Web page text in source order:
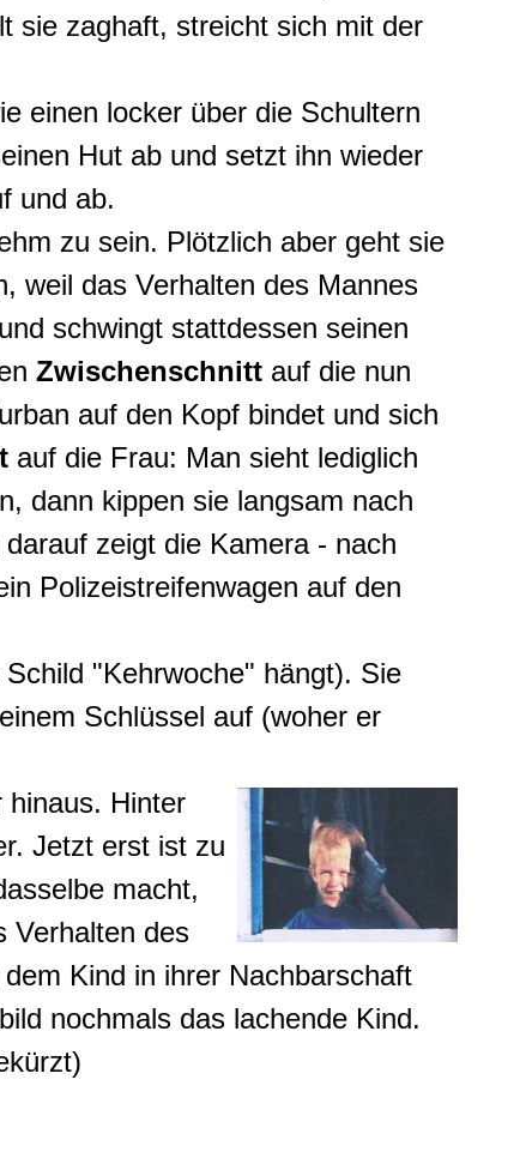
sie zaghaft, streicht sich mit der
einen locker über die Schultern
Hut ab und setzt ihn wieder
und ab.
zu sein. Plötzlich aber geht sie
weil das Verhalten des Mannes
schwingt stattdessen seinen
Zwischenschnitt auf die nun
auf den Kopf bindet und sich
auf die Frau: Man sieht lediglich
dann kippen sie langsam nach
zeigt die Kamera - nach
Polizeistreifenwagen auf den
"Kehrwoche" hängt). Sie
Schlüssel auf (woher er
hinaus. Hinter
Jetzt erst ist zu
macht,
Verhalten des
Kind in ihrer Nachbarschaft
nochmals das lachende Kind.